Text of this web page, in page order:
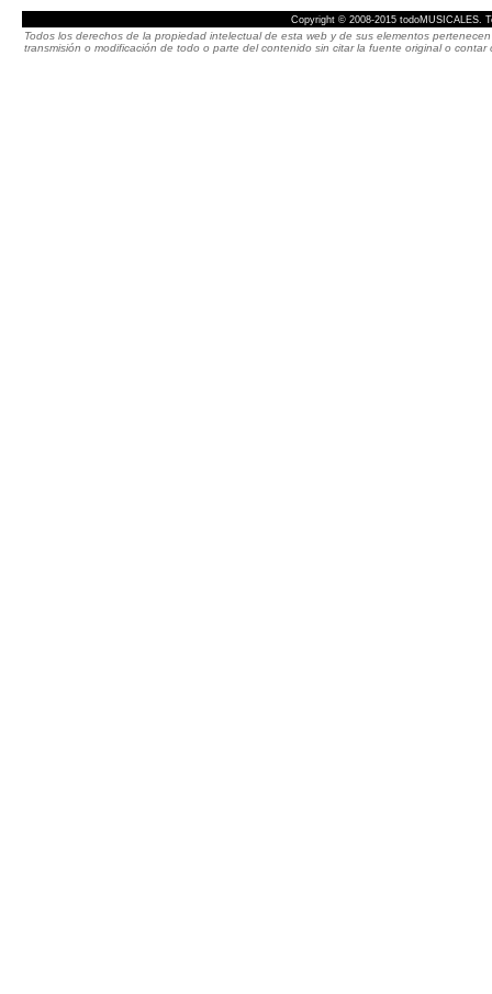
Copyright © 2008-2015 todoMUSICALES.
Todos los derechos de la propiedad intelectual de esta web y de sus elementos
transmisión o modificación de todo o parte del contenido sin citar la fuente original o